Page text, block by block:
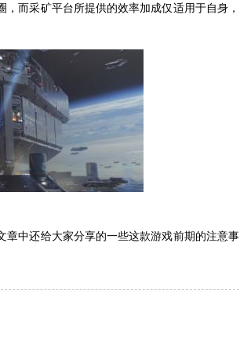
而采矿平台所提供的效率加成仅适用于自身，
中还给大家分享的一些这款游戏前期的注意事